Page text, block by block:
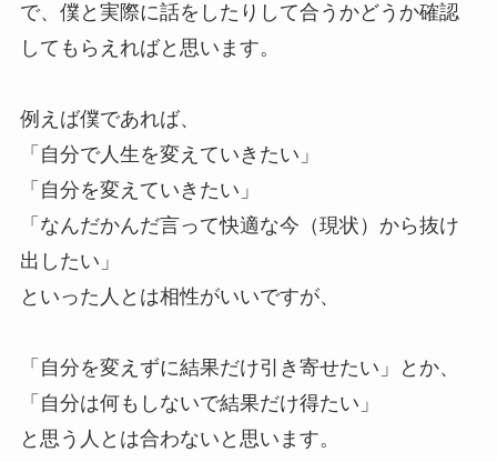
で、僕と実際に話をしたりして合うかどうか確認
してもらえればと思います。
例えば僕であれば、
「自分で人生を変えていきたい」
「自分を変えていきたい」
「なんだかんだ言って快適な今（現状）から抜け
出したい」
といった人とは相性がいいですが、
「自分を変えずに結果だけ引き寄せたい」とか、
「自分は何もしないで結果だけ得たい」
と思う人とは合わないと思います。